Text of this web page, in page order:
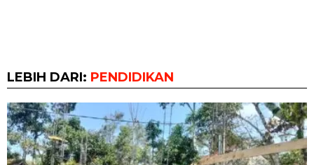
LEBIH DARI: PENDIDIKAN